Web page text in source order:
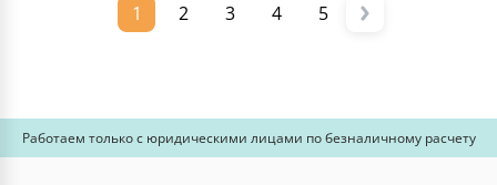
1 2 3 4 5
Работаем только с юридическими лицами по безналичному расчету